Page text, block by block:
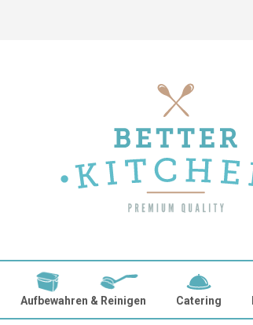
Aufbewahren & Reinigen Catering